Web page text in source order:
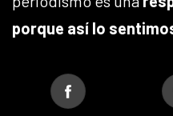
porque así lo